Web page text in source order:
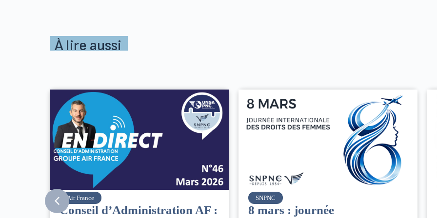
À lire aussi
SNPNC
8 mars : journée
Air France
Le Conseil d’administration